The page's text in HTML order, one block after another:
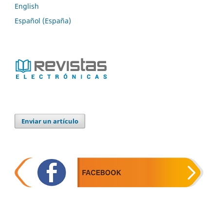
English
Español (España)
Enviar un artículo